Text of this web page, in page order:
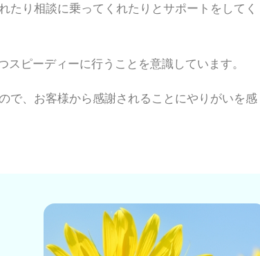
たり相談に乗ってくれたりとサポートをしてく
ピーディーに行うことを意識しています。
で、お客様から感謝されることにやりがいを感